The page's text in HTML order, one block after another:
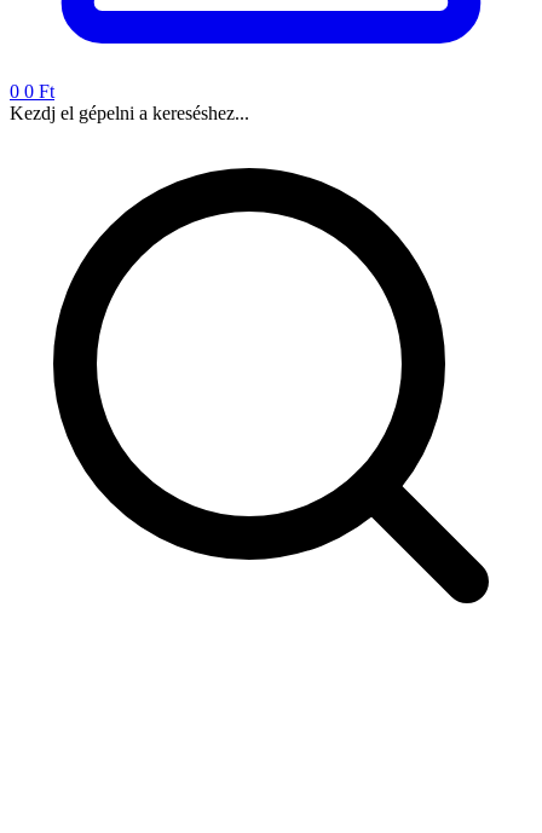
0 0 Ft
Kezdj el gépelni a kereséshez...